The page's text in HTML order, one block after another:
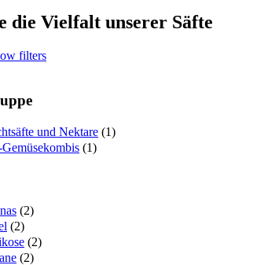
die Vielfalt unserer Säfte
filters
und Nektare (1)
Gemüsekombis (1)
(2)
(2)
(2)
(2)